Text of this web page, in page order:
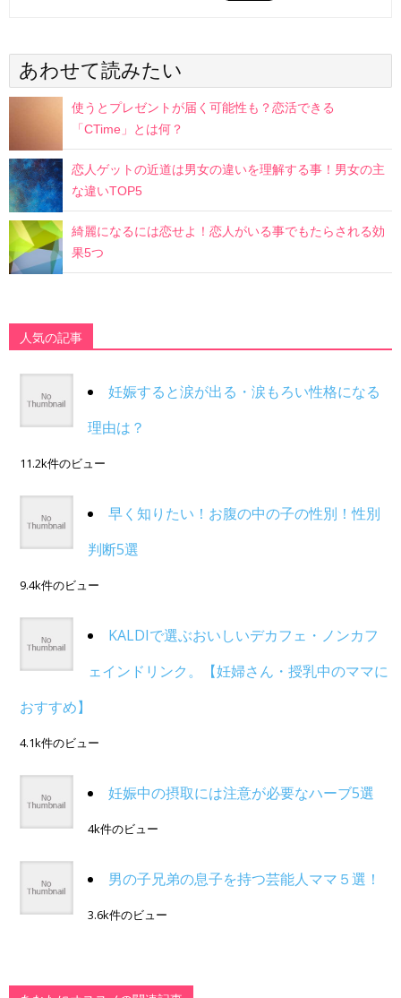
あわせて読みたい
使うとプレゼントが届く可能性も？恋活できる
「CTime」とは何？
恋人ゲットの近道は男女の違いを理解する事！男女の主
な違いTOP5
綺麗になるには恋せよ！恋人がいる事でもたらされる効
果5つ
人気の記事
妊娠すると涙が出る・涙もろい性格になる
理由は？
11.2k件のビュー
早く知りたい！お腹の中の子の性別！性別
判断5選
9.4k件のビュー
KALDIで選ぶおいしいデカフェ・ノンカフ
ェインドリンク。【妊婦さん・授乳中のママに
おすすめ】
4.1k件のビュー
妊娠中の摂取には注意が必要なハーブ5選
4k件のビュー
男の子兄弟の息子を持つ芸能人ママ５選！
3.6k件のビュー